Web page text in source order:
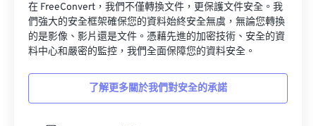
在 FreeConvert，我們不僅轉換文件，更保護文件安全。我
們強大的安全框架確保您的資料始終安全無虞，無論您轉換
的是影像、影片還是文件。憑藉先進的加密技術、安全的資
料中心和嚴密的監控，我們全面保障您的資料安全。
了解更多關於我們對安全的承諾